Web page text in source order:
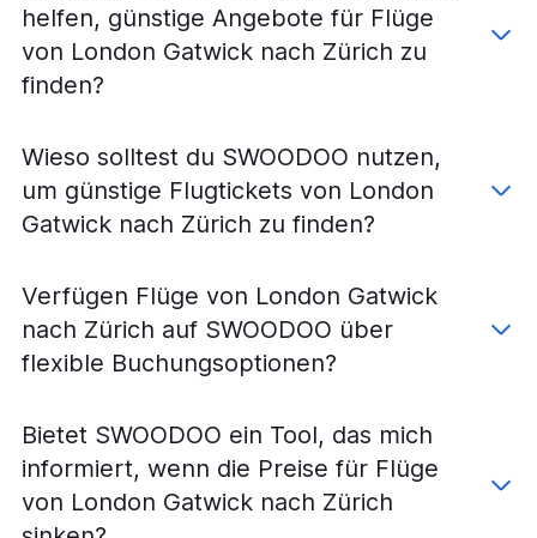
helfen, günstige Angebote für Flüge
von London Gatwick nach Zürich zu
finden?
Wieso solltest du SWOODOO nutzen,
um günstige Flugtickets von London
Gatwick nach Zürich zu finden?
Verfügen Flüge von London Gatwick
nach Zürich auf SWOODOO über
flexible Buchungsoptionen?
Bietet SWOODOO ein Tool, das mich
informiert, wenn die Preise für Flüge
von London Gatwick nach Zürich